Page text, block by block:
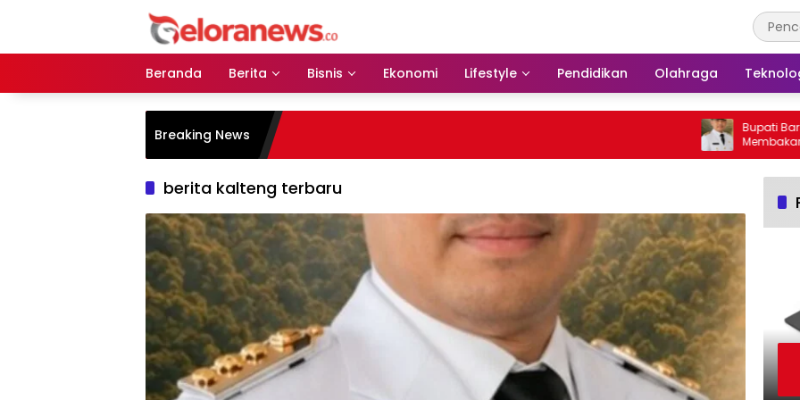
Beranda
Berita Bisnis Ekonomi Lifestyle Pendidikan Olahraga
Breaking News
Bupati Barsel
Membakar Hutan
Barito Selatan
berita kalteng terbaru